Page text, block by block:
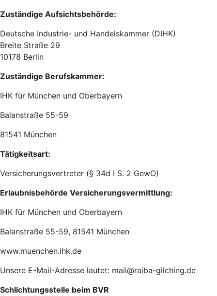
Zuständige Aufsichtsbehörde:
Deutsche Industrie- und Handelskammer (DIHK)
Breite Straße 29
10178 Berlin
Zuständige Berufskammer:
IHK für München und Oberbayern
Balanstraße 55-59
81541 München
Tätigkeitsart:
Versicherungsvertreter (§ 34d I S. 2 GewO)
Erlaubnisbehörde Versicherungsvermittlung:
IHK für München und Oberbayern
Balanstraße 55-59, 81541 München
www.muenchen.ihk.de
Unsere E-Mail-Adresse lautet: mail@raiba-gilching.de
Schlichtungsstelle beim BVR